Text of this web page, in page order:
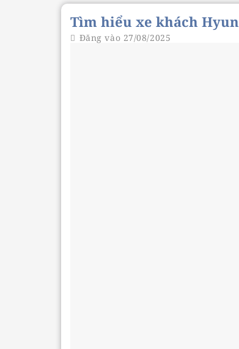
Tìm hiểu xe khách
Đăng vào 27/08/2025